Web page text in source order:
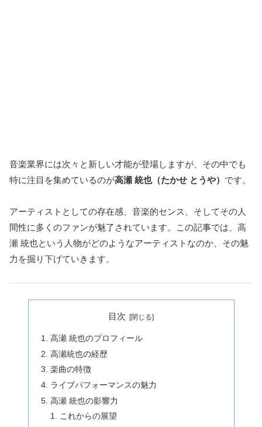
音楽業界には次々と新しい才能が登場しますが、その中でも
特に注目を集めているのが高瀬 統也（たかせ とうや） です。
アーティストとしての存在感、音楽的センス、そしてその人
間性に多くのファンが魅了されています。この記事では、高
瀬 統也という人物がどのようなアーティストなのか、その魅
力を掘り下げていきます。
目次
高瀬 統也のプロフィール
高瀬統也の経歴
楽曲の特徴
ライブパフォーマンスの魅力
高瀬 統也の影響力
これからの展望